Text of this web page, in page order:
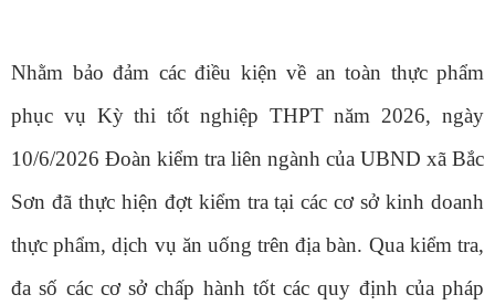
Nhằm bảo đảm các điều kiện về an toàn thực phẩm
phục vụ Kỳ thi tốt nghiệp THPT năm 2026, ngày
10/6/2026 Đoàn kiểm tra liên ngành của UBND xã Bắc
Sơn đã thực hiện đợt kiểm tra tại các cơ sở kinh doanh
thực phẩm, dịch vụ ăn uống trên địa bàn. Qua kiểm tra,
đa số các cơ sở chấp hành tốt các quy định của pháp